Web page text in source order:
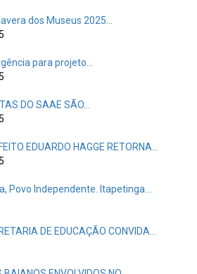
dos Museus 2025…
para projeto…
DO SAAE SÃO…
EDUARDO HAGGE RETORNA…
Povo Independente. Itapetinga…
DE EDUCAÇÃO CONVIDA…